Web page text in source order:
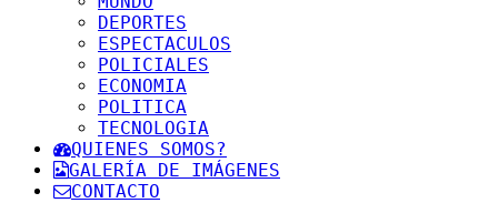
DEPORTES
ESPECTACULOS
POLICIALES
ECONOMIA
POLITICA
TECNOLOGIA
QUIENES SOMOS?
GALERÍA DE IMÁGENES
CONTACTO